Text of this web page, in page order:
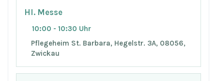
Hl. Messe
10:00 - 10:30 Uhr
Pflegeheim St. Barbara, Hegelstr. 3A, 08056,
Zwickau